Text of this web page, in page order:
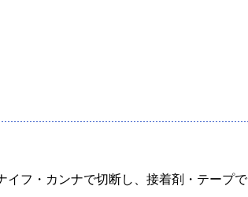
イフ・カンナで切断し、接着剤・テープで